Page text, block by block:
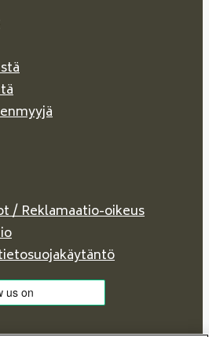
/ Reklamaatio-oikeus